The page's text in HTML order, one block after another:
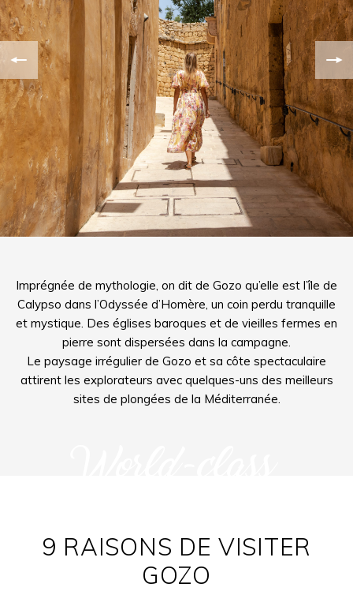
Imprégnée de mythologie, on dit de Gozo qu’elle est l’île de
Calypso dans l’Odyssée d’Homère, un coin perdu tranquille
et mystique. Des églises baroques et de vieilles fermes en
pierre sont dispersées dans la campagne.
Le paysage irrégulier de Gozo et sa côte spectaculaire
attirent les explorateurs avec quelques-uns des meilleurs
sites de plongées de la Méditerranée.
9 RAISONS DE VISITER
GOZO